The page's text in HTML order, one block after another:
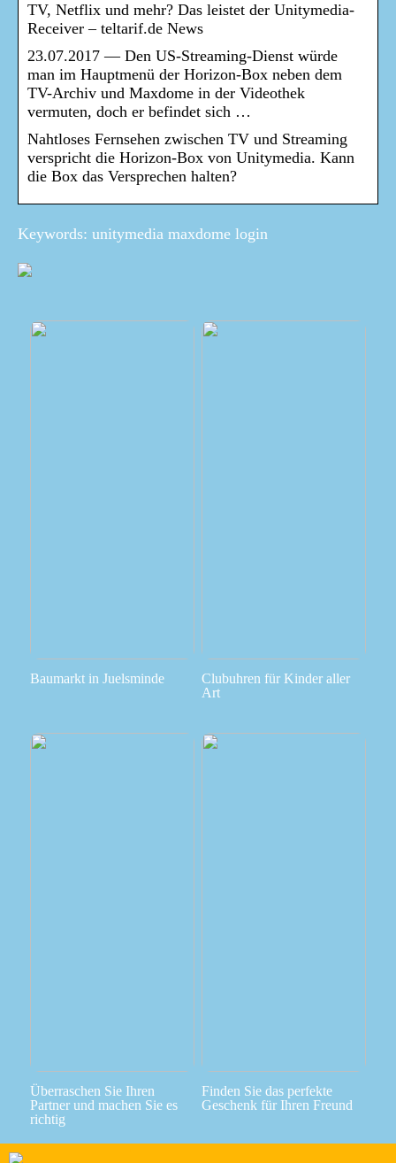
TV, Netflix und mehr? Das leistet der Unitymedia-
Receiver – teltarif.de News
23.07.2017 — Den US-Streaming-Dienst würde
man im Hauptmenü der Horizon-Box neben dem
TV-Archiv und Maxdome in der Videothek
vermuten, doch er befindet sich …
Nahtloses Fernsehen zwischen TV und Streaming
verspricht die Horizon-Box von Unitymedia. Kann
die Box das Versprechen halten?
Keywords: unitymedia maxdome login
Baumarkt in Juelsminde
Clubuhren für Kinder aller
Art
Überraschen Sie Ihren
Partner und machen Sie es
richtig
Finden Sie das perfekte
Geschenk für Ihren Freund